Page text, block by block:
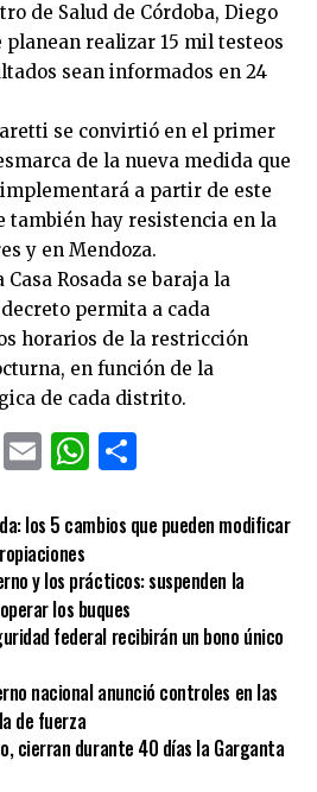
de Salud de Córdoba, Diego
planean realizar 15 mil testeos
sean informados en 24
se convirtió en el primer
de la nueva medida que
a partir de este
también hay resistencia en la
y en Mendoza.
Rosada se baraja la
permita a cada
horarios de la restricción
en función de la
de cada distrito.
CopyEmailWhatsApp
los 5 cambios que pueden modificar
y los prácticos: suspenden la
los buques
federal recibirán un bono único
nacional anunció controles en las
de fuerza
cierran durante 40 días la Garganta